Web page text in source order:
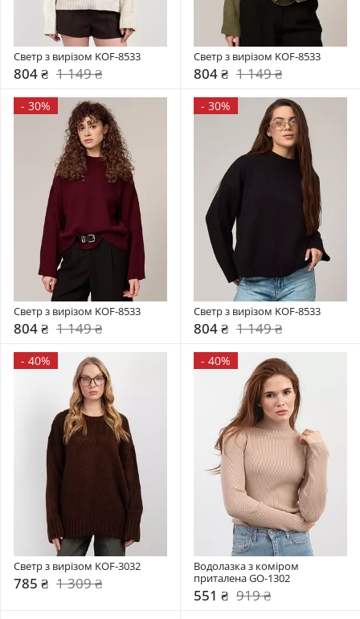
Светр з вирізом KOF-8533
804 ₴ 1 149 ₴
Светр з вирізом KOF-8533
804 ₴ 1 149 ₴
- 30%
Светр з вирізом KOF-8533
804 ₴ 1 149 ₴
- 30%
Светр з вирізом KOF-8533
804 ₴ 1 149 ₴
- 40%
Светр з вирізом KOF-3032
785 ₴ 1 309 ₴
- 40%
Водолазка з коміром
приталена GO-1302
551 ₴ 919 ₴